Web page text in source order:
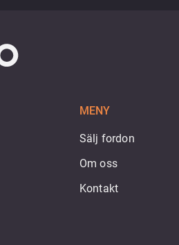
MENY
Sälj fordon
Om oss
Kontakt